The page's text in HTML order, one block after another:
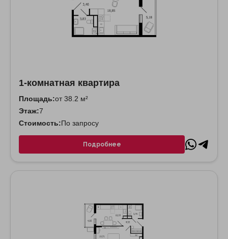
1-комнатная квартира
Площадь:от 38.2 м²
Этаж:7
Стоимость:По запросу
Подробнее